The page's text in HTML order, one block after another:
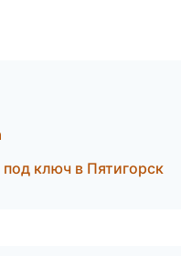
ключ в Пятигорск